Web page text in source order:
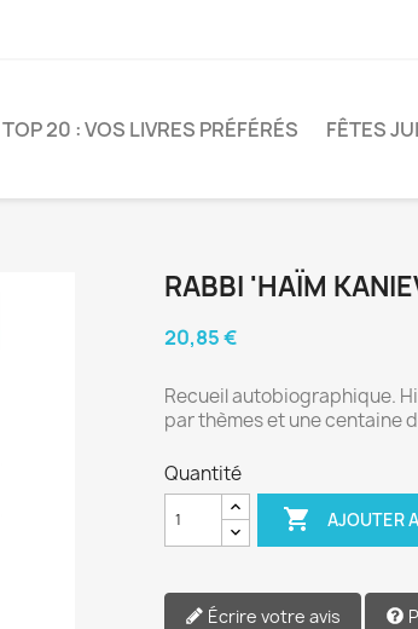
TOP 20 : VOS LIVRES PRÉFÉRÉS FÊTES
RABBI 'HAÏM
20,85 €
Recueil autobiographique.
par thèmes et une centaine
Quantité
 AJOUTER
Écrire votre avis